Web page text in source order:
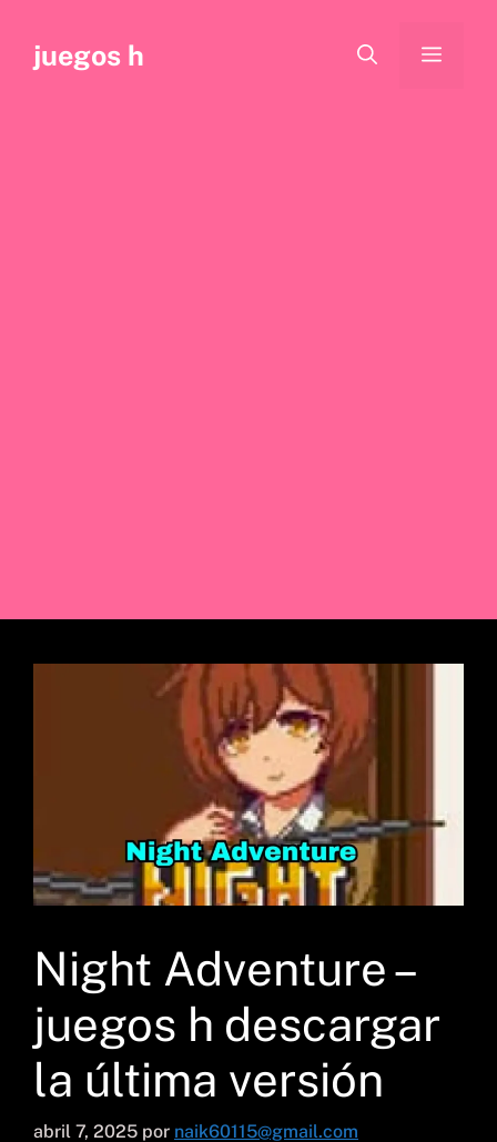
contenido
juegos h Menú
Night Adventure –
juegos h descargar
la última versión
abril 7, 2025 por naik60115@gmail.com